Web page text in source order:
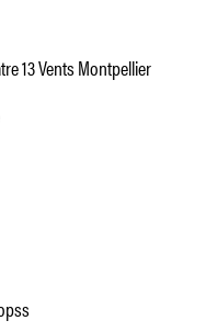
13 Vents Montpellier